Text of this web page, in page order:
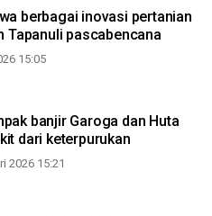
berbagai inovasi pertanian
Tapanuli pascabencana
15:05
banjir Garoga dan Huta
dari keterpurukan
2026 15:21